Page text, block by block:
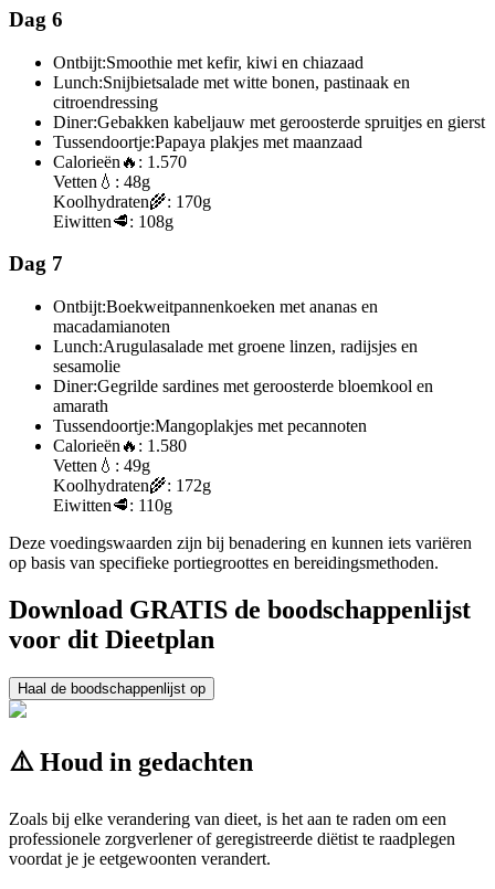
Dag 6
Ontbijt:Smoothie met kefir, kiwi en chiazaad
Lunch:Snijbietsalade met witte bonen, pastinaak en
citroendressing
Diner:Gebakken kabeljauw met geroosterde spruitjes en gierst
Tussendoortje:Papaya plakjes met maanzaad
Calorieën 🔥: 1.570
Vetten 💧: 48g
Koolhydraten🌾: 170g
Eiwitten🥩: 108g
Dag 7
Ontbijt:Boekweitpannenkoeken met ananas en
macadamianoten
Lunch:Arugulasalade met groene linzen, radijsjes en
sesamolie
Diner:Gegrilde sardines met geroosterde bloemkool en
amarath
Tussendoortje:Mangoplakjes met pecannoten
Calorieën 🔥: 1.580
Vetten 💧: 49g
Koolhydraten🌾: 172g
Eiwitten🥩: 110g
Deze voedingswaarden zijn bij benadering en kunnen iets variëren
op basis van specifieke portiegroottes en bereidingsmethoden.
Download GRATIS de boodschappenlijst
voor dit Dieetplan
Haal de boodschappenlijst op
⚠️ Houd in gedachten
Zoals bij elke verandering van dieet, is het aan te raden om een
professionele zorgverlener of geregistreerde diëtist te raadplegen
voordat je je eetgewoonten verandert.